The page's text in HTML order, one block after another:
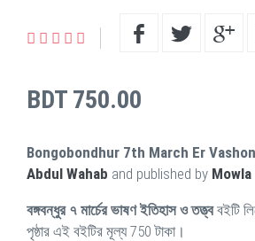
BDT 750.00
Bongobondhur 7th March Er
Abdul Wahab and published by
বঙ্গবন্ধুর ৭ মার্চের ভাষণ ইতিহাস ও তত্ত্ববইটি
পৃষ্ঠার এই বইটির মূল্য 750 টাকা।